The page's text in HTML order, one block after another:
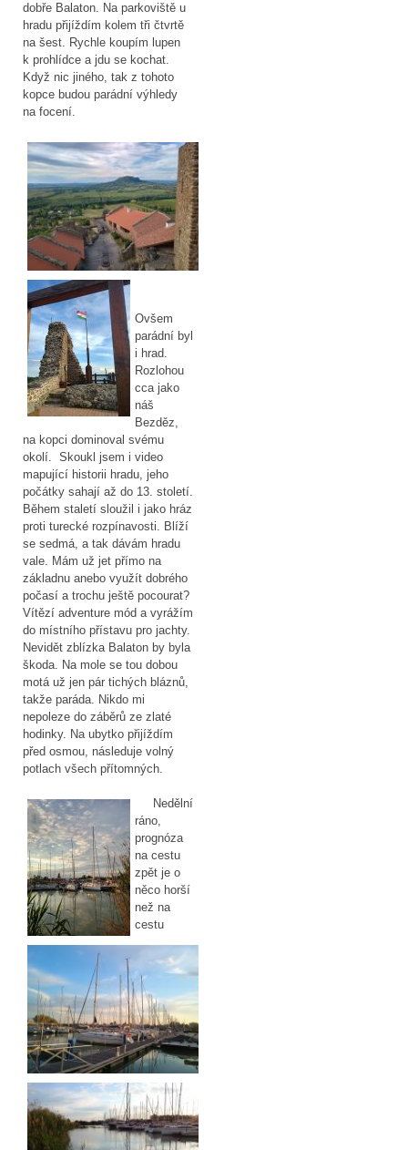
dobře Balaton. Na parkoviště u
hradu přijíždím kolem tři čtvrtě
na šest. Rychle koupím lupen
k prohlídce a jdu se kochat.
Když nic jiného, tak z tohoto
kopce budou parádní výhledy
na focení.
Ovšem
parádní byl
i hrad.
Rozlohou
cca jako
náš
Bezděz,
na kopci dominoval svému
okolí. Skoukl jsem i video
mapující historii hradu, jeho
počátky sahají až do 13. století.
Během staletí sloužil i jako hráz
proti turecké rozpínavosti. Blíží
se sedmá, a tak dávám hradu
vale. Mám už jet přímo na
základnu anebo využít dobrého
počasí a trochu ještě pocourat?
Vítězí adventure mód a vyrážím
do místního přístavu pro jachty.
Nevidět zblízka Balaton by byla
škoda. Na mole se tou dobou
motá už jen pár tichých bláznů,
takže paráda. Nikdo mi
nepoleze do záběrů ze zlaté
hodinky. Na ubytko přijíždím
před osmou, následuje volný
potlach všech přítomných.
Nedělní
ráno,
prognóza
na cestu
zpět je o
něco horší
než na
cestu